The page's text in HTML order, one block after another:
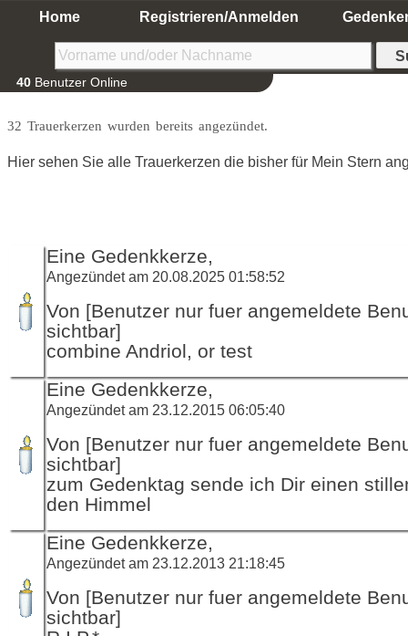
Home Registrieren/Anmelden
40 Benutzer Online
32 Trauerkerzen wurden bereits angezündet.
Hier sehen Sie alle Trauerkerzen die bisher für Mein Stern
Eine Gedenkkerze,
Angezündet am 20.08.2025 01:58:52
Von [Benutzer nur fuer angemeldete
sichtbar]
combine Andriol, or test
Eine Gedenkkerze,
Angezündet am 23.12.2015 06:05:40
Von [Benutzer nur fuer angemeldete
sichtbar]
zum Gedenktag sende ich Dir einen
den Himmel
Eine Gedenkkerze,
Angezündet am 23.12.2013 21:18:45
Von [Benutzer nur fuer angemeldete
sichtbar]